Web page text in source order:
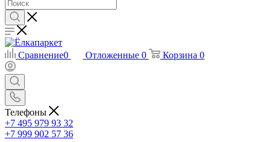
Сравнение0 Отложенные 0 Корзина 0
Телефоны
+7 495 979 93 32
+7 999 902 57 36